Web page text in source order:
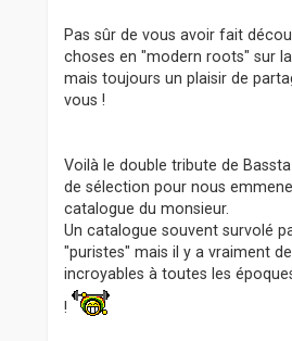
s
a
g
e
Pas sûr de vous avoir fait
choses en "modern roots" sur
mais toujours un plaisir de
vous !
Voilà le double tribute de
de sélection pour nous
catalogue du monsieur.
Un catalogue souvent survolé
"puristes" mais il y a vraiment
incroyables à toutes les
!